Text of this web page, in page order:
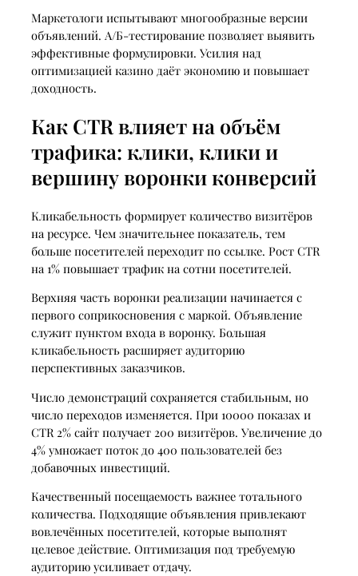
Маркетологи испытывают многообразные версии
объявлений. А/Б-тестирование позволяет выявить
эффективные формулировки. Усилия над
оптимизацией казино даёт экономию и повышает
доходность.
Как CTR влияет на объём
трафика: клики, клики и
вершину воронки конверсий
Кликабельность формирует количество визитёров
на ресурсе. Чем значительнее показатель, тем
больше посетителей переходит по ссылке. Рост CTR
на 1% повышает трафик на сотни посетителей.
Верхняя часть воронки реализации начинается с
первого соприкосновения с маркой. Объявление
служит пунктом входа в воронку. Большая
кликабельность расширяет аудиторию
перспективных заказчиков.
Число демонстраций сохраняется стабильным, но
число переходов изменяется. При 10000 показах и
CTR 2% сайт получает 200 визитёров. Увеличение до
4% умножает поток до 400 пользователей без
добавочных инвестиций.
Качественный посещаемость важнее тотального
количества. Подходящие объявления привлекают
вовлечённых посетителей, которые выполнят
целевое действие. Оптимизация под требуемую
аудиторию усиливает отдачу.